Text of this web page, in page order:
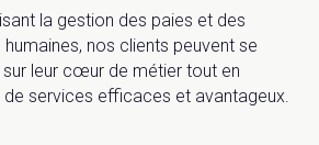
la gestion des paies et des
nos clients peuvent se
leur cœur de métier tout en
de services efficaces et avantageux.